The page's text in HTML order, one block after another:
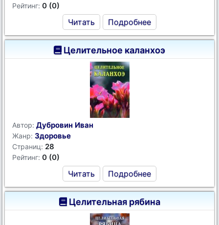
Рейтинг: 0 (0)
Читать Подробнее
Целительное каланхоэ
Автор: Дубровин Иван
Жанр: Здоровье
Страниц: 28
Рейтинг: 0 (0)
Читать Подробнее
Целительная рябина